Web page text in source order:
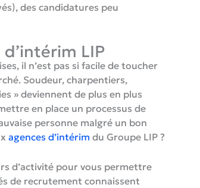
des candidatures peu
LIP
il n’est pas si facile de toucher
Soudeur, charpentiers,
» deviennent de plus en plus
en place un processus de
personne malgré un bon
agences d’intérim du Groupe LIP ?
d’activité pour vous permettre
de recrutement connaissent